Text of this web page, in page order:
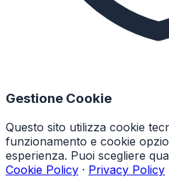
Gestione Cookie
Questo sito utilizza cookie
funzionamento e cookie
esperienza. Puoi scegliere
Cookie Policy · Privacy Policy